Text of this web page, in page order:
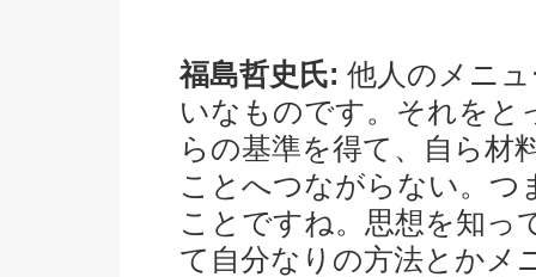
福島哲史氏: 他人のメニ
いなものです。それをと
らの基準を得て、自ら材
ことへつながらない。つ
ことですね。思想を知っ
て自分なりの方法とかメ